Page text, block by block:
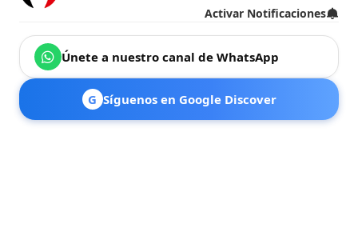
Activar Notificaciones
Únete a nuestro canal de WhatsApp
G Síguenos en Google Discover